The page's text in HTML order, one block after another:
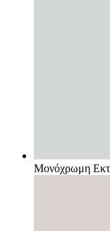
Μονόχρωμη